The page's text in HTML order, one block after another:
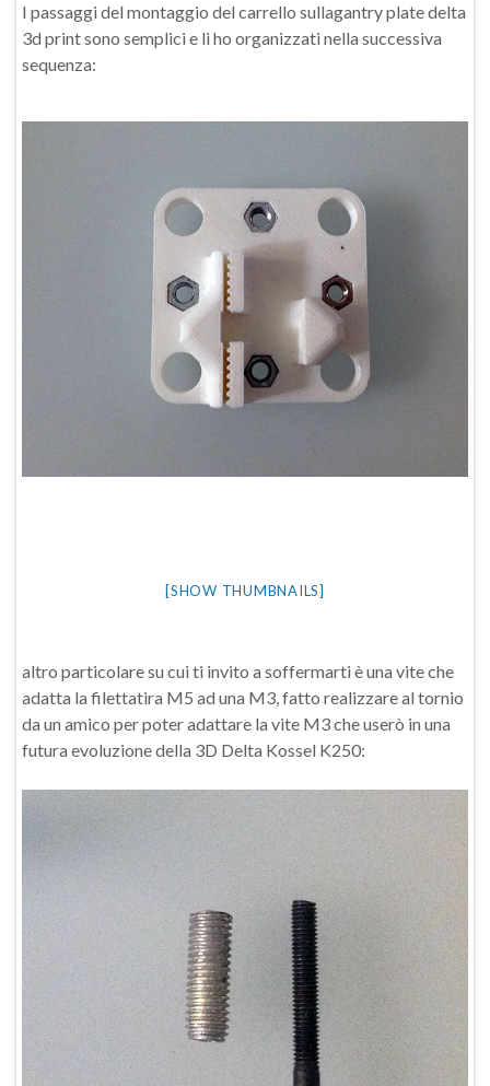
I passaggi del montaggio del carrello sullagantry plate delta
3d print sono semplici e li ho organizzati nella successiva
sequenza:
[SHOW THUMBNAILS]
altro particolare su cui ti invito a soffermarti è una vite che
adatta la filettatira M5 ad una M3, fatto realizzare al tornio
da un amico per poter adattare la vite M3 che userò in una
futura evoluzione della 3D Delta Kossel K250: